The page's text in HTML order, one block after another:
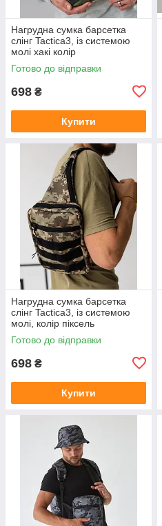
Нагрудна сумка барсетка
слінг Tactica3, із системою
молі хакі колір
Готово до відправки
698 ₴
Купити
Нагрудна сумка барсетка
слінг Tactica3, із системою
молі, колір піксель
Готово до відправки
698 ₴
Купити